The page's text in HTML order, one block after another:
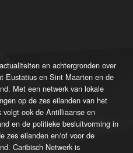
en achtergronden over
Eustatius en Sint Maarten en de
Met een netwerk van lokale
op de zes eilanden van het
volgt ook de Antilliaanse en
en de politieke besluitvorming in
zes eilanden en/of voor de
Caribisch Netwerk is